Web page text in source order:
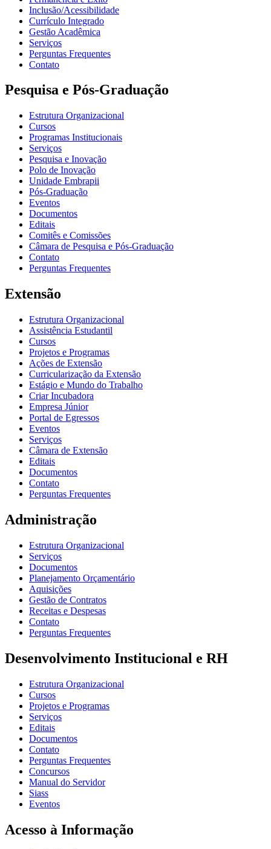
Inclusão/Acessibilidade
Currículo Integrado
Gestão Acadêmica
Serviços
Perguntas Frequentes
Contato
Pesquisa e Pós-Graduação
Estrutura Organizacional
Cursos
Programas Institucionais
Serviços
Pesquisa e Inovação
Polo de Inovação
Unidade Embrapii
Pós-Graduação
Eventos
Documentos
Editais
Comitês e Comissões
Câmara de Pesquisa e Pós-Graduação
Contato
Perguntas Frequentes
Extensão
Estrutura Organizacional
Assistência Estudantil
Cursos
Projetos e Programas
Ações de Extensão
Curricularização da Extensão
Estágio e Mundo do Trabalho
Criar Incubadora
Empresa Júnior
Portal de Egressos
Eventos
Serviços
Câmara de Extensão
Editais
Documentos
Contato
Perguntas Frequentes
Administração
Estrutura Organizacional
Serviços
Documentos
Planejamento Orçamentário
Aquisições
Gestão de Contratos
Receitas e Despesas
Contato
Perguntas Frequentes
Desenvolvimento Institucional e RH
Estrutura Organizacional
Cursos
Projetos e Programas
Serviços
Editais
Documentos
Contato
Perguntas Frequentes
Concursos
Manual do Servidor
Siass
Eventos
Acesso à Informação